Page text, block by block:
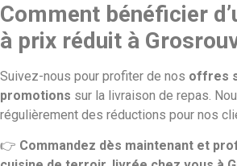
Comment bénéficier
à prix réduit à
Suivez-nous pour profiter de nos offres
promotions sur la livraison de repas.
régulièrement des réductions pour nos
👉 Commandez dès maintenant et